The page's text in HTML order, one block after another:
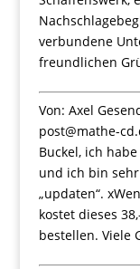
verbundene
freundlichen
Von: Axel
post@mathe-
Buckel, ich
und ich bin
„updaten“.
kostet dieses
bestellen. Viele